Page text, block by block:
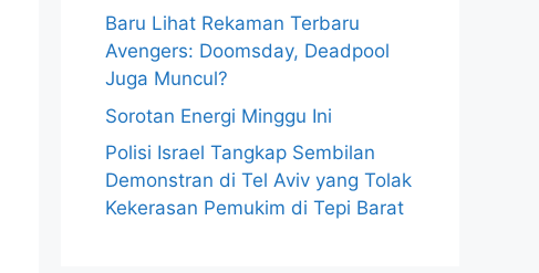
Baru Lihat Rekaman Terbaru
Avengers: Doomsday, Deadpool
Juga Muncul?
Sorotan Energi Minggu Ini
Polisi Israel Tangkap Sembilan
Demonstran di Tel Aviv yang Tolak
Kekerasan Pemukim di Tepi Barat